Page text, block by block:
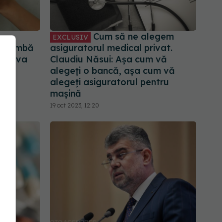
va
EXCLUSIV
Cum să ne alegem
asiguratorul medical privat.
Claudiu Năsui: Așa cum vă
alegeți o bancă, așa cum vă
alegeți asiguratorul pentru
mașină
19 oct 2023, 12:20